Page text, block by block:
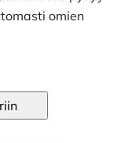
omien